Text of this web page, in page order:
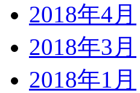
2018年4月
2018年3月
2018年1月